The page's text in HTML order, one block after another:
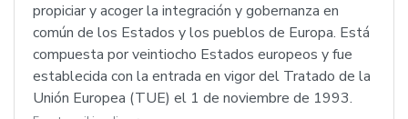
propiciar y acoger la integración y gobernanza en
común de los Estados y los pueblos de Europa. Está
compuesta por veintiocho Estados europeos y fue
establecida con la entrada en vigor del Tratado de la
Unión Europea (TUE) el 1 de noviembre de 1993.